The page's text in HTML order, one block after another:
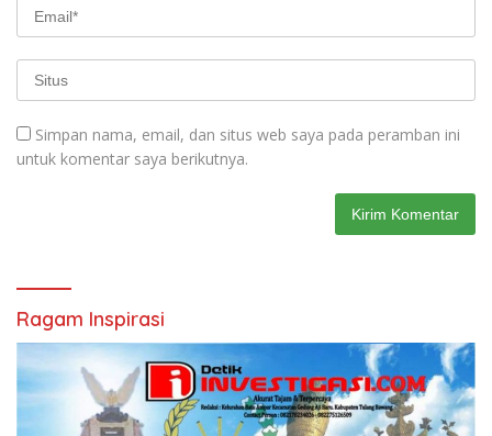
Simpan nama, email, dan situs web saya pada peramban ini
untuk komentar saya berikutnya.
Ragam Inspirasi